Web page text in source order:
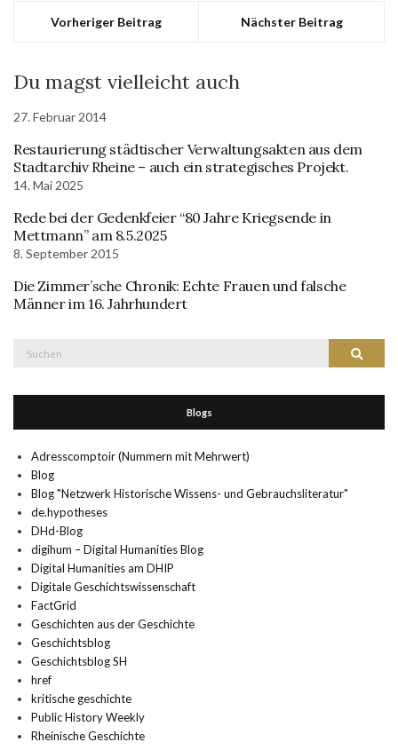
Vorheriger Beitrag Nächster Beitrag
Du magst vielleicht auch
27. Februar 2014
Restaurierung städtischer Verwaltungsakten aus dem
Stadtarchiv Rheine – auch ein strategisches Projekt.
14. Mai 2025
Rede bei der Gedenkfeier “80 Jahre Kriegsende in
Mettmann” am 8.5.2025
8. September 2015
Die Zimmer’sche Chronik: Echte Frauen und falsche
Männer im 16. Jahrhundert
Suchen
Blogs
Adresscomptoir (Nummern mit Mehrwert)
Blog
Blog "Netzwerk Historische Wissens- und Gebrauchsliteratur"
de.hypotheses
DHd-Blog
digihum – Digital Humanities Blog
Digital Humanities am DHIP
Digitale Geschichtswissenschaft
FactGrid
Geschichten aus der Geschichte
Geschichtsblog
Geschichtsblog SH
href
kritische geschichte
Public History Weekly
Rheinische Geschichte